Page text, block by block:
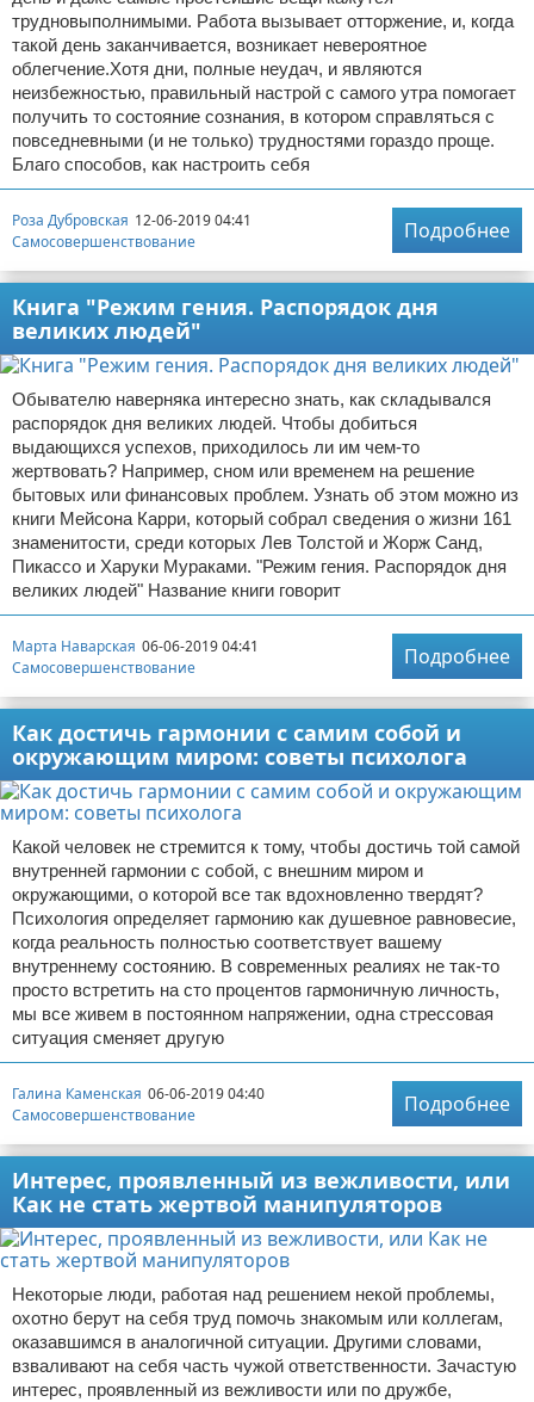
трудновыполнимыми. Работа вызывает отторжение, и, когда
такой день заканчивается, возникает невероятное
облегчение.Хотя дни, полные неудач, и являются
неизбежностью, правильный настрой с самого утра помогает
получить то состояние сознания, в котором справляться с
повседневными (и не только) трудностями гораздо проще.
Благо способов, как настроить себя
Роза Дубровская 12-06-2019 04:41
Самосовершенствование
Подробнее
Книга "Режим гения. Распорядок дня
великих людей"
Обывателю наверняка интересно знать, как складывался
распорядок дня великих людей. Чтобы добиться
выдающихся успехов, приходилось ли им чем-то
жертвовать? Например, сном или временем на решение
бытовых или финансовых проблем. Узнать об этом можно из
книги Мейсона Карри, который собрал сведения о жизни 161
знаменитости, среди которых Лев Толстой и Жорж Санд,
Пикассо и Харуки Мураками. "Режим гения. Распорядок дня
великих людей" Название книги говорит
Марта Наварская 06-06-2019 04:41
Самосовершенствование
Подробнее
Как достичь гармонии с самим собой и
окружающим миром: советы психолога
Какой человек не стремится к тому, чтобы достичь той самой
внутренней гармонии с собой, с внешним миром и
окружающими, о которой все так вдохновленно твердят?
Психология определяет гармонию как душевное равновесие,
когда реальность полностью соответствует вашему
внутреннему состоянию. В современных реалиях не так-то
просто встретить на сто процентов гармоничную личность,
мы все живем в постоянном напряжении, одна стрессовая
ситуация сменяет другую
Галина Каменская 06-06-2019 04:40
Самосовершенствование
Подробнее
Интерес, проявленный из вежливости, или
Как не стать жертвой манипуляторов
Некоторые люди, работая над решением некой проблемы,
охотно берут на себя труд помочь знакомым или коллегам,
оказавшимся в аналогичной ситуации. Другими словами,
взваливают на себя часть чужой ответственности. Зачастую
интерес, проявленный из вежливости или по дружбе,